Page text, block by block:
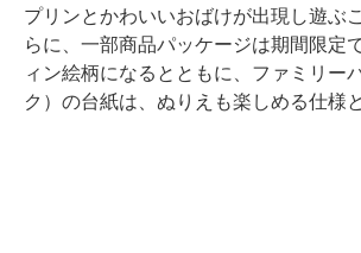
プリンとかわいいおばけが出現し遊ぶ
らに、一部商品パッケージは期間限定
ィン絵柄になるとともに、ファミリー
ク）の台紙は、ぬりえも楽しめる仕様